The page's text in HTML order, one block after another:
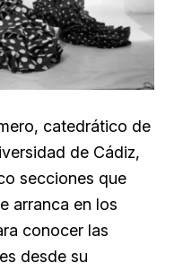
catedrático de
de Cádiz,
secciones que
arranca en los
conocer las
desde su